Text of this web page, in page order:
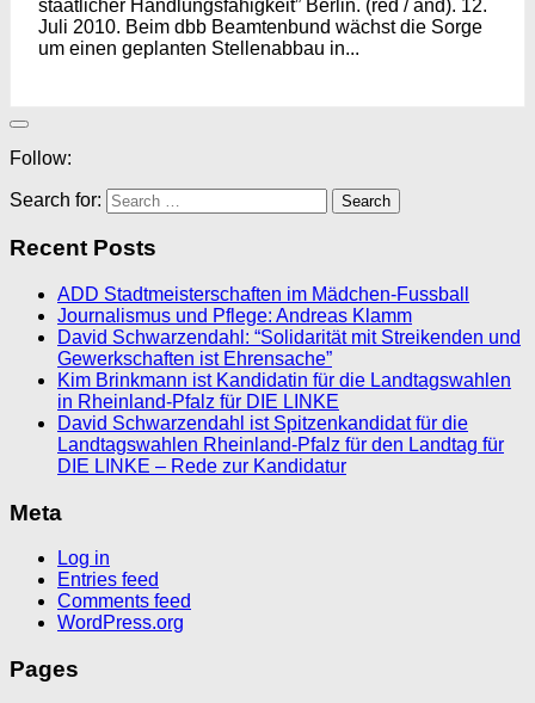
staatlicher Handlungsfähigkeit” Berlin. (red / and). 12.
Juli 2010. Beim dbb Beamtenbund wächst die Sorge
um einen geplanten Stellenabbau in...
Follow:
Search for:
Recent Posts
ADD Stadtmeisterschaften im Mädchen-Fussball
Journalismus und Pflege: Andreas Klamm
David Schwarzendahl: “Solidarität mit Streikenden und
Gewerkschaften ist Ehrensache”
Kim Brinkmann ist Kandidatin für die Landtagswahlen
in Rheinland-Pfalz für DIE LINKE
David Schwarzendahl ist Spitzenkandidat für die
Landtagswahlen Rheinland-Pfalz für den Landtag für
DIE LINKE – Rede zur Kandidatur
Meta
Log in
Entries feed
Comments feed
WordPress.org
Pages